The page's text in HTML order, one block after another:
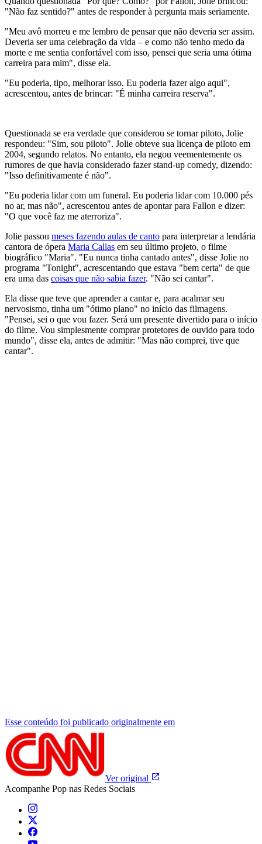
"Não faz sentido?" antes de responder à pergunta mais seriamente.
"Meu avô morreu e me lembro de pensar que não deveria ser assim.
Deveria ser uma celebração da vida – e como não tenho medo da
morte e me sentia confortável com isso, pensei que seria uma ótima
carreira para mim", disse ela.
"Eu poderia, tipo, melhorar isso. Eu poderia fazer algo aqui",
acrescentou, antes de brincar: "É minha carreira reserva".
Questionada se era verdade que considerou se tornar piloto, Jolie
respondeu: "Sim, sou piloto". Jolie obteve sua licença de piloto em
2004, segundo relatos. No entanto, ela negou veementemente os
rumores de que havia considerado fazer stand-up comedy, dizendo:
"Isso definitivamente é não".
"Eu poderia lidar com um funeral. Eu poderia lidar com 10.000 pés
no ar, mas não", acrescentou antes de apontar para Fallon e dizer:
"O que você faz me aterroriza".
Jolie passou meses fazendo aulas de canto para interpretar a lendária
cantora de ópera Maria Callas em seu último projeto, o filme
biográfico "Maria". "Eu nunca tinha cantado antes", disse Jolie no
programa "Tonight", acrescentando que estava "bem certa" de que
era uma das coisas que não sabia fazer. "Não sei cantar".
Ela disse que teve que aprender a cantar e, para acalmar seu
nervosismo, tinha um "ótimo plano" no início das filmagens.
"Pensei, sei o que vou fazer. Será um presente divertido para o início
do filme. Vou simplesmente comprar protetores de ouvido para todo
mundo", disse ela, antes de admitir: "Mas não comprei, tive que
cantar".
Esse conteúdo foi publicado originalmente em
Ver original
Acompanhe Pop nas Redes Sociais